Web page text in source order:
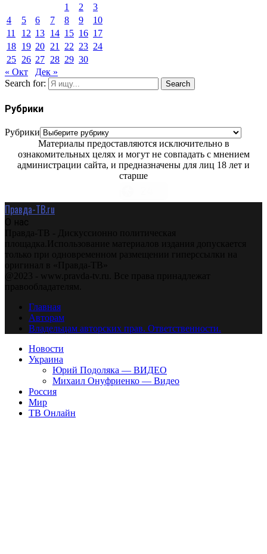
1
2
3
4
5 6 7 8 9
10
11
12 13 14 15 16 17
18 19 20 21 22 23 24
25 26 27 28 29 30
« Окт
Дек »
Search for:
Search
Рубрики
Рубрики
Материалы предоставляются исключительно в
ознакомительных целях и могут не совпадать с мнением
администрации сайта, и предназначены для лиц 18 лет и
старше
Правда-ТВ.ru
О нас
Правда-ТВ - Дискуссионно политическая
площадка.Использование материалов издания допускается
только при одновременном размещении гиперссылки на
оригинал в «Правда-ТВ»
@2023 - www.pravda-tv.ru. Все права принадлежат
правообладателям.
Главная
Авторам
Владельцам авторских прав. Ответственности.
Новости
Украина
Юрий Подоляка — ВИДЕО
Михаил Онуфриенко — Видео
Россия
Мир
ТВ Онлайн